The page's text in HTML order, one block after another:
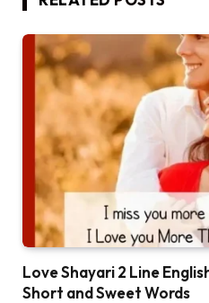
Love Shayari 2 Line
Short and Sweet Words